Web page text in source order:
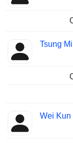
Tsung
Wei Kun